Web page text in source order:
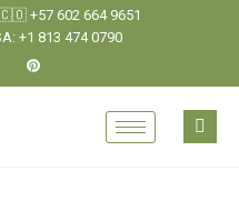
+57 602 664 9651
+1 813 474 0790